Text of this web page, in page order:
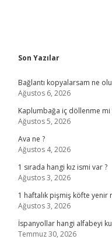
Sidebar
Son Yazılar
Bağlantı kopyalarsam ne
Ağustos 6, 2026
Kaplumbağa iç döllenme
Ağustos 5, 2026
Ava ne ?
Ağustos 4, 2026
1 sırada hangi kız ismi var ?
Ağustos 3, 2026
1 haftalık pişmiş köfte yenir
Ağustos 3, 2026
İspanyollar hangi alfabeyi
Temmuz 30, 2026